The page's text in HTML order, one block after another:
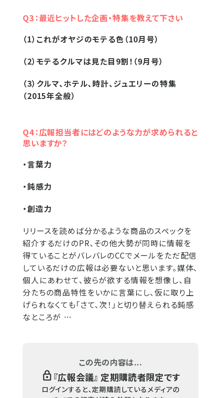
Q3：最近ヒットした企画・特集を教えて下さい
（1）これがオヤジのモテる色（10月号）
（2）モテるクルマは見た目9割！（9月号）
（3）クルマ、ホテル、時計、ジュエリーの特集
（2015年全般）
Q4：広報担当者にはどのような力が求められると
思いますか？
・言葉力
・鈍感力
・創造力
リリースを読めば分かるような商品のスペックを
紹介するだけのPR、その他大勢が同時に情報を
得ていることがバレバレのCCでメールをただ配信
しているだけの広報は必要ないと思います。媒体、
個人にあわせて、彼らが欲する情報を想像し、自
分たちの商品特性をいかに言葉にし、仮に取り上
げられなくても「さて、次！」と切り替えられる鈍感
なところが …
この先の内容は...
『広報会議』 定期購読者限定です
ログインすると、定期購読しているメディアの